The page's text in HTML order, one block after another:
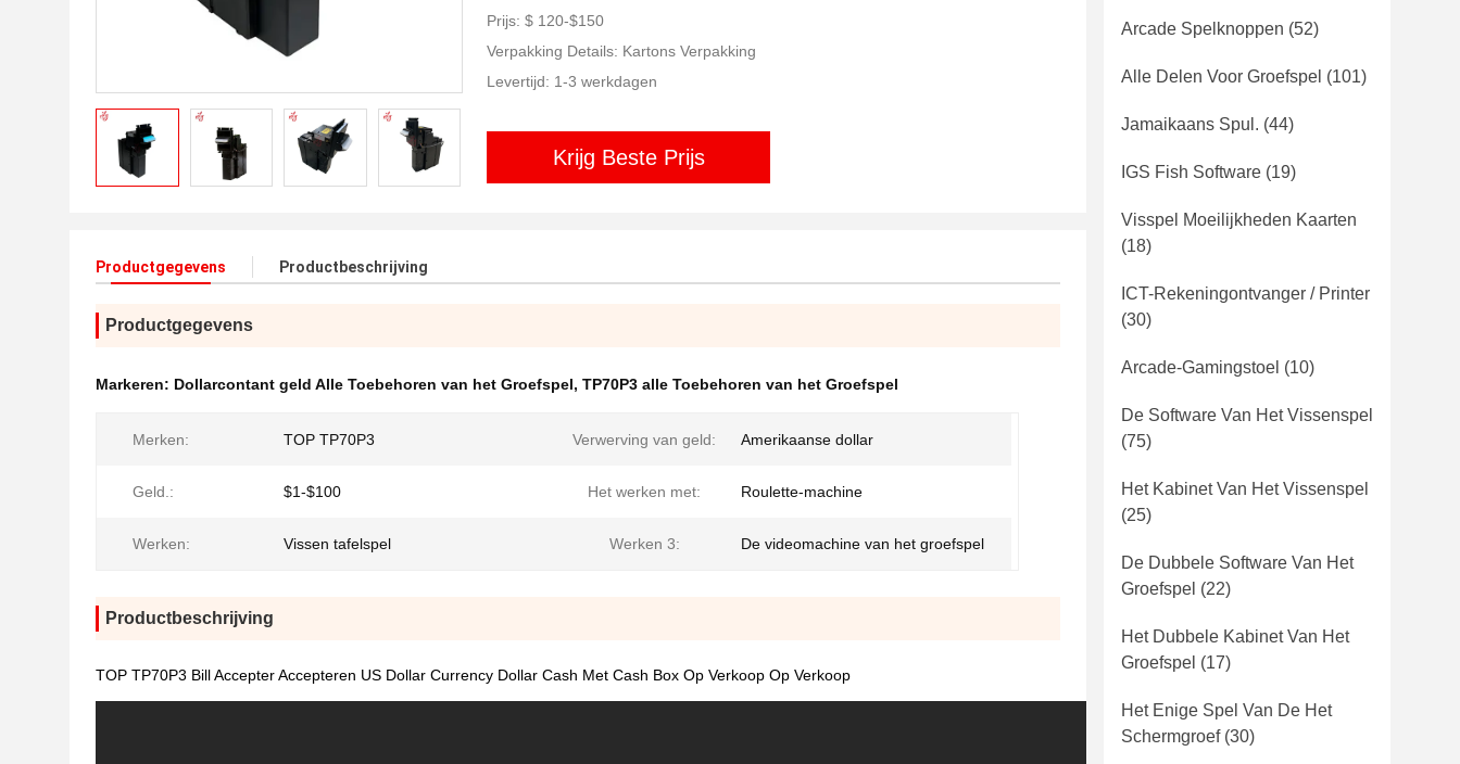
Prijs: $ 120-$150
Verpakking Details: Kartons Verpakking
Levertijd: 1-3 werkdagen
Krijg Beste Prijs
Productgegevens Productbeschrijving
Productgegevens
Markeren: Dollarcontant geld Alle Toebehoren van het Groefspel, TP70P3 alle Toebehoren van het Groefspel
Merken: TOP TP70P3 Verwerving van geld: Amerikaanse dollar
Geld.: $1-$100 Het werken met: Roulette-machine
Werken: Vissen tafelspel Werken 3: De videomachine van het groefspel
Productbeschrijving
TOP TP70P3 Bill Accepter Accepteren US Dollar Currency Dollar Cash Met Cash Box Op Verkoop Op Verkoop
Arcade Spelknoppen (52)
Alle Delen Voor Groefspel (101)
Jamaikaans Spul. (44)
IGS Fish Software (19)
Visspel Moeilijkheden Kaarten
(18)
ICT-Rekeningontvanger / Printer
(30)
Arcade-Gamingstoel (10)
De Software Van Het Vissenspel
(75)
Het Kabinet Van Het Vissenspel
(25)
De Dubbele Software Van Het
Groefspel (22)
Het Dubbele Kabinet Van Het
Groefspel (17)
Het Enige Spel Van De Het
Schermgroef(30)